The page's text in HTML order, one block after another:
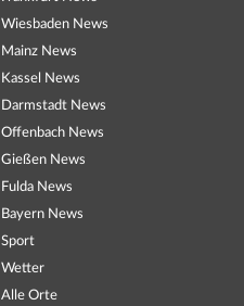
Wiesbaden News
Mainz News
Kassel News
Darmstadt News
Offenbach News
Gießen News
Fulda News
Bayern News
Sport
Wetter
Alle Orte